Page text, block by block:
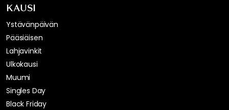
KAUSI
Ystävänpäivän
Pääsiäisen
Lahjavinkit
Ulkokausi
Muumi
Singles Day
Black Friday